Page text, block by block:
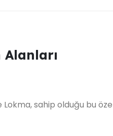
Alanları
Lokma, sahip olduğu bu